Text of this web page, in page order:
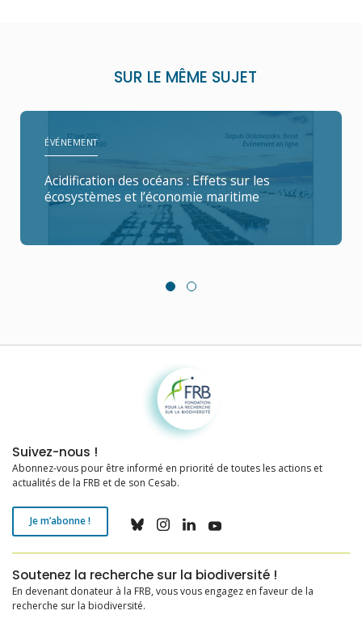
SUR LE MÊME SUJET
ÉVÉNEMENT
Acidification des océans : Effets sur les
écosystèmes et l’économie maritime
Fondation pour la recherche sur la biodiversité
Suivez-nous !
Abonnez-vous pour être informé en priorité de toutes les actions et
actualités de la FRB et de son Cesab.
Je m’abonne !
Soutenez la recherche sur la biodiversité !
En devenant donateur à la FRB, vous vous engagez en faveur de la
recherche sur la biodiversité.